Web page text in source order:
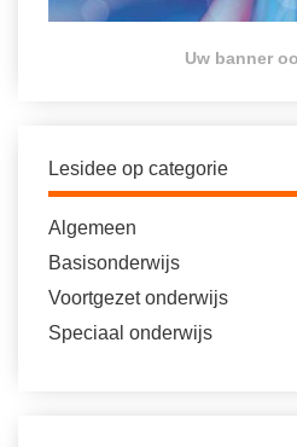
Uw banner
Lesidee op categorie
Algemeen
Basisonderwijs
Voortgezet onderwijs
Speciaal onderwijs